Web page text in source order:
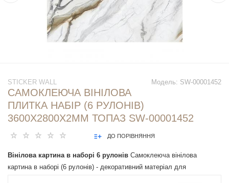
Модель: SW-00001452
STICKER WALL
САМОКЛЕЮЧА ВІНІЛОВА
ПЛИТКА НАБІР (6 РУЛОНІВ)
3600Х2800Х2ММ ТОПАЗ SW-00001452
ДО ПОРІВНЯННЯ
Вінілова картина в наборі 6 рулонів Самоклеюча вінілова
картина в наборі (6 рулонів) - декоративний матеріал для